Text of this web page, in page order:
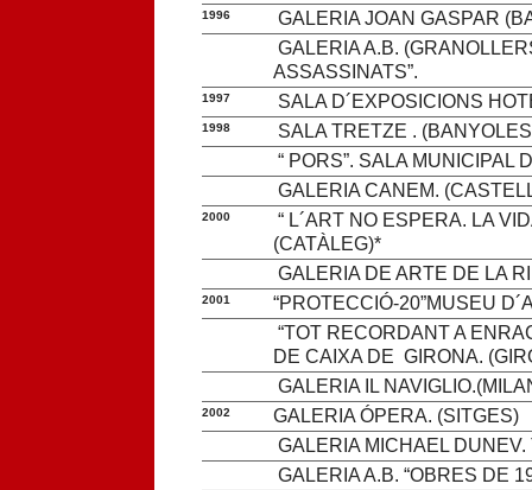
1996
GALERIA JOAN GASPAR
GALERIA A.B.
ASSASSINATS”.
1997 SALA D´EXPOSICIONS
1998
SALA TRETZE .
“ PORS”. SALA MUNICIPAL
GALERIA CANEM.
2000
“ L´ART NO ESPERA. LA
(CATÀLEG)*
GALERIA DE ARTE DE LA
2001
“PROTECCIÓ-20”MUSEU
“TOT RECORDANT A
DE CAIXA DE GIRONA.
GALERIA IL
2002
GALERIA ÓPERA. (SITGES)
GALERIA MICHAEL
GALERIA A.B. “OBRES DE